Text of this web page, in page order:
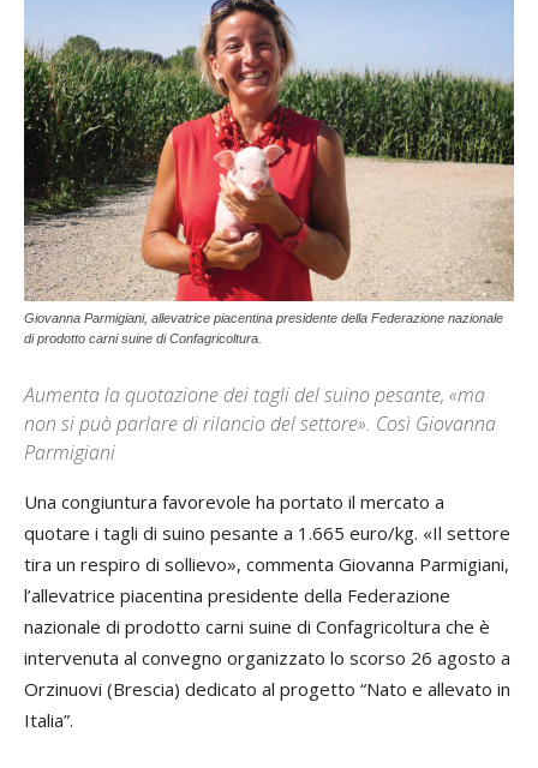
Giovanna Parmigiani, allevatrice piacentina presidente della Federazione nazionale
di prodotto carni suine di Confagricoltura.
Aumenta la quotazione dei tagli del suino pesante, «ma
non si può parlare di rilancio del settore». Così Giovanna
Parmigiani
Una congiuntura favorevole ha portato il mercato a
quotare i tagli di suino pesante a 1.665 euro/kg. «Il settore
tira un respiro di sollievo», commenta Giovanna Parmigiani,
l’allevatrice piacentina presidente della Federazione
nazionale di prodotto carni suine di Confagricoltura che è
intervenuta al convegno organizzato lo scorso 26 agosto a
Orzinuovi (Brescia) dedicato al progetto “Nato e allevato in
Italia”.